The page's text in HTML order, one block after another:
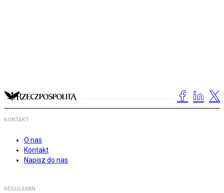
KONTAKT
O nas
Kontakt
Napisz do nas
REGULAMIN